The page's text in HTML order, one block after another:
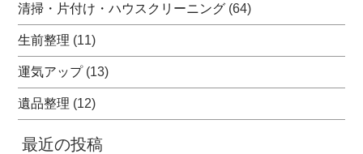
清掃・片付け・ハウスクリーニング (64)
生前整理 (11)
運気アップ(13)
遺品整理 (12)
最近の投稿